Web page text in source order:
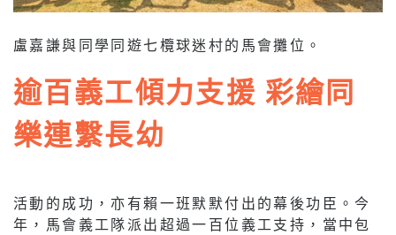
盧嘉謙與同學同遊七欖球迷村的馬會攤位。
逾百義工傾力支援 彩繪同
樂連繫長幼
活動的成功，亦有賴一班默默付出的幕後功臣。今
年，馬會義工隊派出超過一百位義工支持，當中包